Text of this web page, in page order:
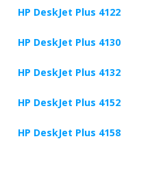
HP DeskJet Plus 4122
HP DeskJet Plus 4130
HP DeskJet Plus 4132
HP DeskJet Plus 4152
HP DeskJet Plus 4158